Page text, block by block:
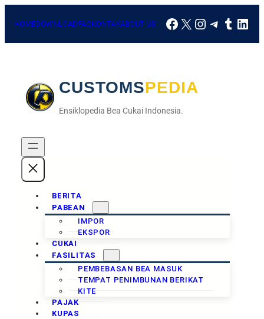
HOMEDOWNLOADFAQKONTAKABOUT US
CUSTOMSPEDIA
Ensiklopedia Bea Cukai Indonesia.
BERITA
PABEAN
IMPOR
EKSPOR
CUKAI
FASILITAS
PEMBEBASAN BEA MASUK
TEMPAT PENIMBUNAN BERIKAT
KITE
PAJAK
KUPAS